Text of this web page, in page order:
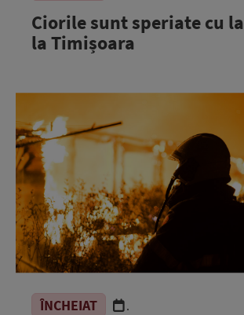
Ciorile sunt speriate cu
la Timișoara
ÎNCHEIAT .